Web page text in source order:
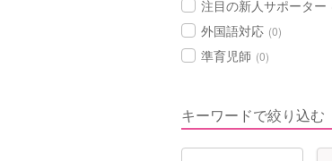
注目の新人サポーター
外国語対応 (0)
準育児師 (0)
キーワードで絞り込む